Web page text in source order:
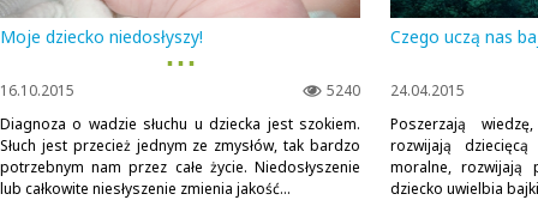
Moje dziecko niedosłyszy!
▪ ▪ ▪
5240
16.10.2015
Diagnoza o wadzie słuchu u dziecka jest szokiem.
Słuch jest przecież jednym ze zmysłów, tak bardzo
potrzebnym nam przez całe życie. Niedosłyszenie
lub całkowite niesłyszenie zmienia jakość...
Czego uczą nas
24.04.2015
Poszerzają
rozwijają
moralne, rozwijają
dziecko uwielbia